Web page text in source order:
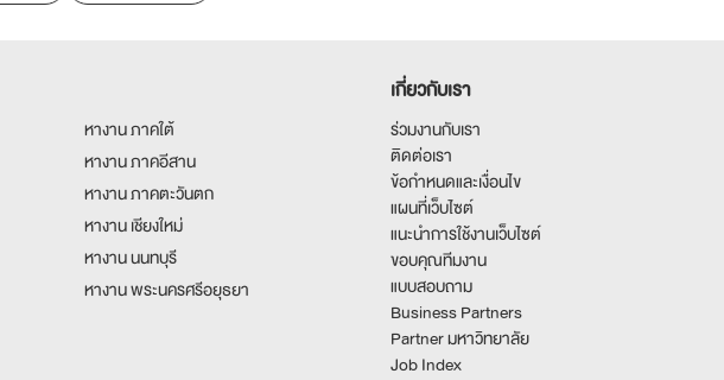
หางาน ภาคใต้
หางาน ภาคอีสาน
หางาน ภาคตะวันตก
หางาน เชียงใหม่
หางาน นนทบุรี
หางาน พระนครศรีอยุธยา
เกี่ยวกับเรา
ร่วมงานกับเรา
ติดต่อเรา
ข้อกำหนดและเงื่อนไข
แผนที่เว็บไซต์
แนะนำการใช้งานเว็บไซต์
ขอบคุณทีมงาน
แบบสอบถาม
Business Partners
Partner มหาวิทยาลัย
Job Index